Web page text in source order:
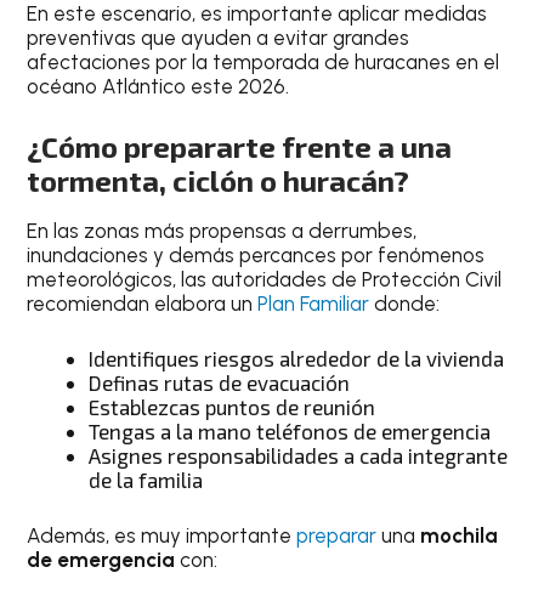
En este escenario, es importante aplicar medidas
preventivas que ayuden a evitar grandes
afectaciones por la temporada de huracanes en el
océano Atlántico este 2026.
¿Cómo prepararte frente a una
tormenta, ciclón o huracán?
En las zonas más propensas a derrumbes,
inundaciones y demás percances por fenómenos
meteorológicos, las autoridades de Protección Civil
recomiendan elabora unPlan Familiar donde:
Identifiques riesgos alrededor de la vivienda
Definas rutas de evacuación
Establezcas puntos de reunión
Tengas a la mano teléfonos de emergencia
Asignes responsabilidades a cada integrante
de la familia
Además, es muy importantepreparar una mochila
de emergencia con: